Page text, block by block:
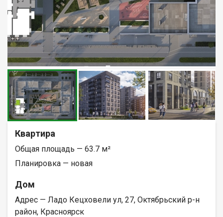
Квартира
Общая площадь — 63.7 м²
Планировка — новая
Дом
Адрес — Ладо Кецховели ул, 27, Октябрьский р-н
район, Красноярск